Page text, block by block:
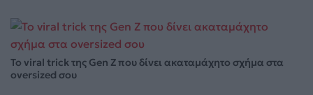
Το viral trick της Gen Z που δίνει ακαταμάχητο σχήμα στα
oversized σου